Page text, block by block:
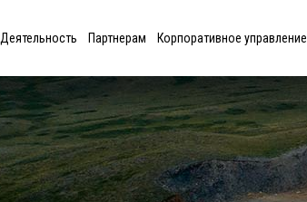
Деятельность Партнерам Корпоративное управление